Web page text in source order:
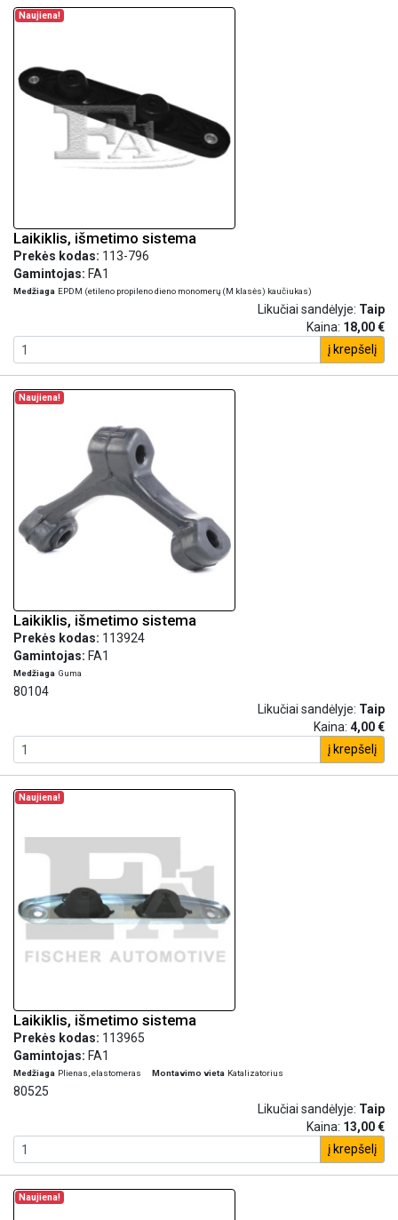
Naujiena!
Laikiklis, išmetimo sistema
Prekės kodas: 113-796
Gamintojas: FA1
Medžiaga EPDM (etileno propileno dieno monomerų (M klasės) kaučiukas)
Likučiai sandėlyje: Taip
Kaina: 18,00 €
į krepšelį
Naujiena!
Laikiklis, išmetimo sistema
Prekės kodas: 113924
Gamintojas: FA1
Medžiaga Guma
80104
Likučiai sandėlyje: Taip
Kaina: 4,00 €
į krepšelį
Naujiena!
Laikiklis, išmetimo sistema
Prekės kodas: 113965
Gamintojas: FA1
Medžiaga Plienas, elastomeras Montavimo vieta Katalizatorius
80525
Likučiai sandėlyje: Taip
Kaina: 13,00 €
į krepšelį
Naujiena!